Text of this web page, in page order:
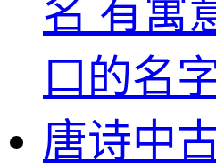
名 有寓
口的名
唐诗中